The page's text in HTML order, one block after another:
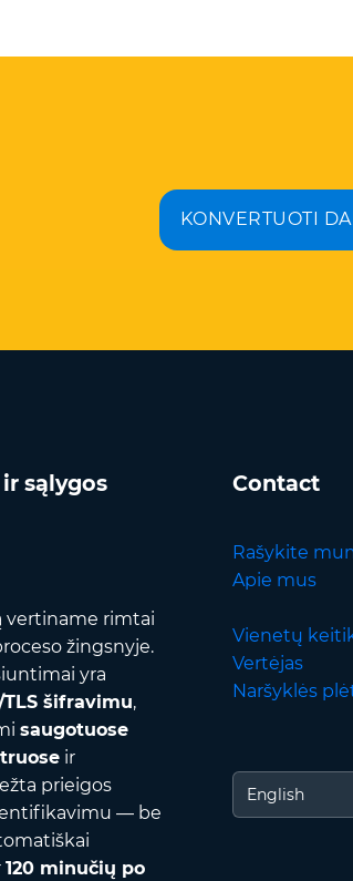
KONVERTUOTI
sąlygos
vertiname rimtai
žingsnyje.
yra
TLS šifravimu,
saugotuose
ir
prieigos
— be
120 minučių po
Contact
Rašykite
Apie mus
Vienetų
Vertėjas
Naršyklės
English